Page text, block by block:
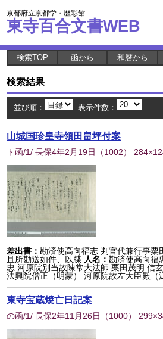
京都府立京都学・歴彩館
東寺百合文書WEB
検索TOP 函から 和暦から
検索結果
並び順： 表示件数：
山城国珍皇寺領田畠坪付案
ト函/1/ 長保4年2月19日 （1002）
差出書：勘済使高向福志 判官代兼行事粟
且所勘送如件、以牒 人名：勘済使高向福
忠 河原院別当故陳常大法師 栗田茂明 信
法興院僧正（明蒙） 河原院故左大臣殿（
東寺宝蔵焼亡日記案
の函/1/ 長保2年11月26日 （1000）